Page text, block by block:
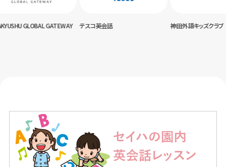
GLOBAL GATEWAY テスコ英会話 神田外語キッズクラブ